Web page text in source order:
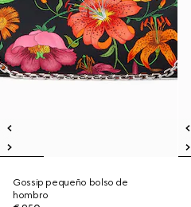
Gossip pequeño bolso de
hombro